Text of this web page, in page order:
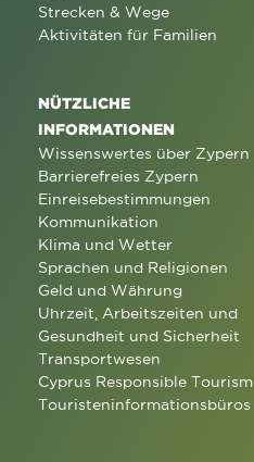
Strecken & Wege
Aktivitäten für Familien
NÜTZLICHE
INFORMATIONEN
Wissenswertes über Zypern
Barrierefreies Zypern
Einreisebestimmungen
Kommunikation
Klima und Wetter
Sprachen und Religionen
Geld und Währung
Uhrzeit, Arbeitszeiten und
Gesundheit und Sicherheit
Transportwesen
Cyprus Responsible Tourism
Touristeninformationsbüros